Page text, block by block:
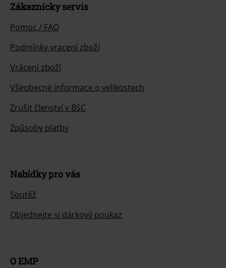
Zákaznícky servis
Pomoc / FAQ
Podmínky vracení zboží
Vrácení zboží
Všeobecné informace o velikostech
Zrušit členství v BSC
Způsoby platby
Nabídky pro vás
Soutěž
Objednejte si dárkový poukaz
O EMP